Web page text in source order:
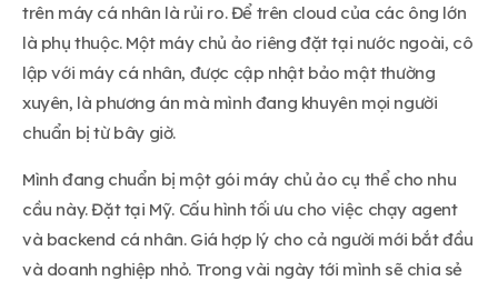
trên máy cá nhân là rủi ro. Để trên cloud của các ông lớn
là phụ thuộc. Một máy chủ ảo riêng đặt tại nước ngoài, cô
lập với máy cá nhân, được cập nhật bảo mật thường
xuyên, là phương án mà mình đang khuyên mọi người
chuẩn bị từ bây giờ.
Mình đang chuẩn bị một gói máy chủ ảo cụ thể cho nhu
cầu này. Đặt tại Mỹ. Cấu hình tối ưu cho việc chạy agent
và backend cá nhân. Giá hợp lý cho cả người mới bắt đầu
và doanh nghiệp nhỏ. Trong vài ngày tới mình sẽ chia sẻ